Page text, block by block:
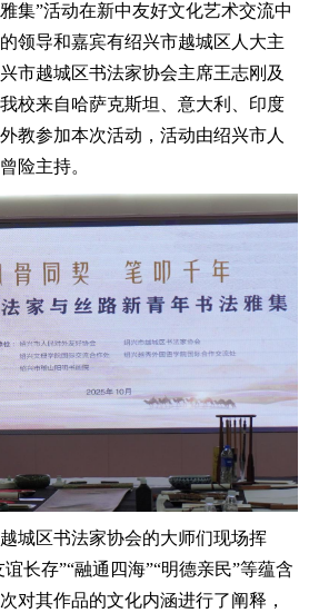
集”活动在新中友好文化艺术交流中
领导和嘉宾有绍兴市越城区人大主
市越城区书法家协会主席王志刚及
校来自哈萨克斯坦、意大利、印度
教参加本次活动，活动由绍兴市人
险主持。
城区书法家协会的大师们现场挥
长存”“融通四海”“明德亲民”等蕴含
对其作品的文化内涵进行了阐释，